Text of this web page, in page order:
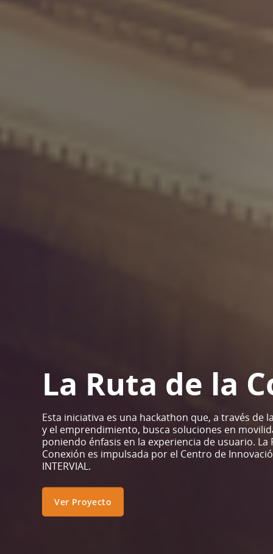
La Ruta de la
Esta iniciativa es una hackathon que, a través de
y el emprendimiento, busca soluciones en
poniendo énfasis en la experiencia de usuario. La
Conexión es impulsada por el Centro de
INTERVIAL.
Ver Proyecto